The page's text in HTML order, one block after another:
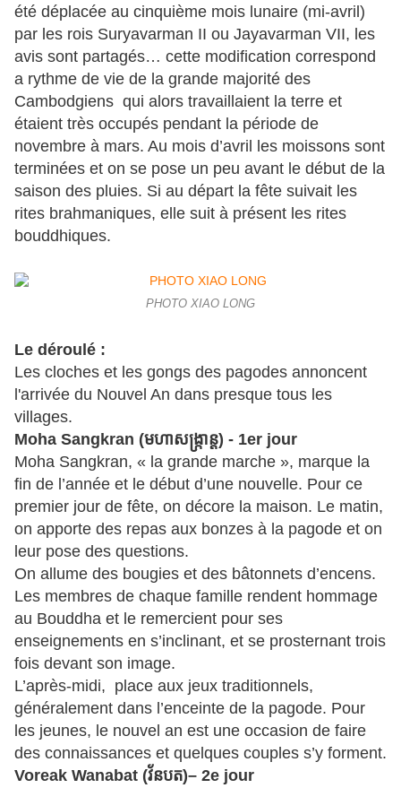
été déplacée au cinquième mois lunaire (mi-avril)
par les rois Suryavarman II ou Jayavarman VII, les
avis sont partagés… cette modification correspond
a rythme de vie de la grande majorité des
Cambodgiens qui alors travaillaient la terre et
étaient très occupés pendant la période de
novembre à mars. Au mois d’avril les moissons sont
terminées et on se pose un peu avant le début de la
saison des pluies. Si au départ la fête suivait les
rites brahmaniques, elle suit à présent les rites
bouddhiques.
PHOTO XIAO LONG
Le déroulé :
Les cloches et les gongs des pagodes annoncent
l'arrivée du Nouvel An dans presque tous les
villages.
Moha Sangkran (មហាសង្រ្កាន្ត) - 1er jour
Moha Sangkran, « la grande marche », marque la
fin de l’année et le début d’une nouvelle. Pour ce
premier jour de fête, on décore la maison. Le matin,
on apporte des repas aux bonzes à la pagode et on
leur pose des questions.
On allume des bougies et des bâtonnets d’encens.
Les membres de chaque famille rendent hommage
au Bouddha et le remercient pour ses
enseignements en s’inclinant, et se prosternant trois
fois devant son image.
L’après-midi, place aux jeux traditionnels,
généralement dans l’enceinte de la pagode. Pour
les jeunes, le nouvel an est une occasion de faire
des connaissances et quelques couples s’y forment.
Voreak Wanabat (វ័នបត)– 2e jour